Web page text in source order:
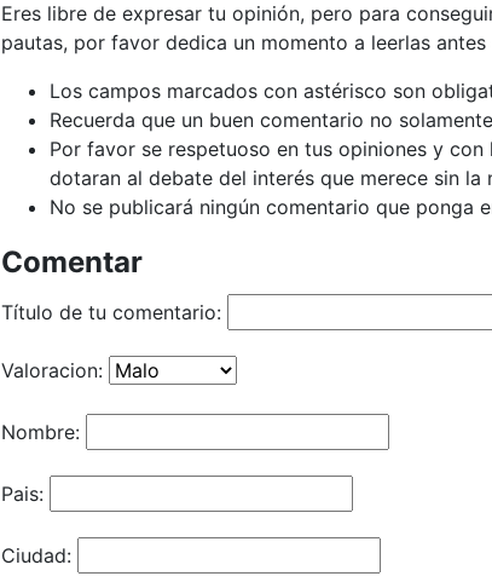
Eres libre de expresar tu opinión, pero para
pautas, por favor dedica un momento a leerlas
Los campos marcados con astérisco son
Recuerda que un buen comentario no
Por favor se respetuoso en tus opiniones y
dotaran al debate del interés que merece sin
No se publicará ningún comentario que ponga
Comentar
Título de tu comentario:
Valoracion:
Nombre:
Pais:
Ciudad: